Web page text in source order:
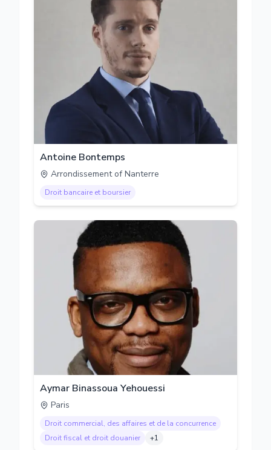
Antoine Bontemps
Arrondissement of Nanterre
Droit bancaire et boursier
Aymar Binassoua Yehouessi
Paris
Droit commercial, des affaires et de la concurrence
Droit fiscal et droit douanier
+1